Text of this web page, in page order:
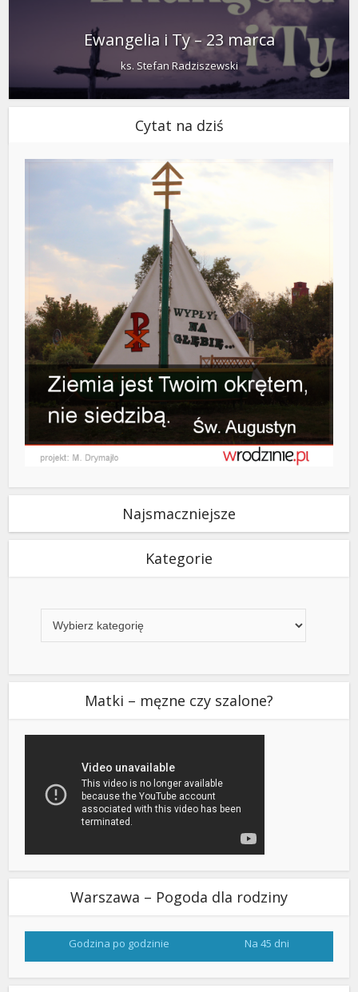
Ewangelia i Ty – 23 marca
ks. Stefan Radziszewski
Cytat na dziś
Najsmaczniejsze
Kategorie
Matki – męzne czy szalone?
Warszawa – Pogoda dla rodziny
Godzina po godzinie Na 45 dni